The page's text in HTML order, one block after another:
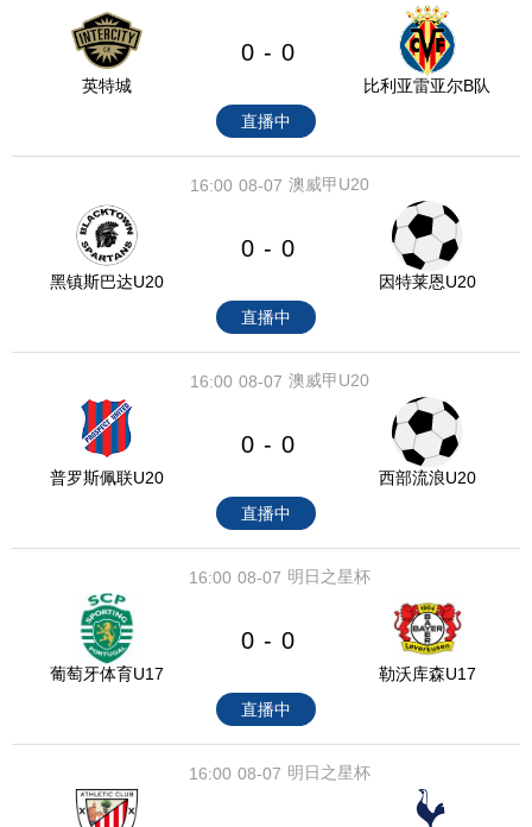
英特城
0 - 0
比利亚雷亚尔B队
直播中
08-07
16:00 澳威甲U20
黑镇斯巴达U20
0 - 0
因特莱恩U20
直播中
08-07
16:00 澳威甲U20
普罗斯佩联U20
0 - 0
西部流浪U20
直播中
08-07
16:00 明日之星杯
葡萄牙体育U17
0 - 0
勒沃库森U17
直播中
08-07
16:00 明日之星杯